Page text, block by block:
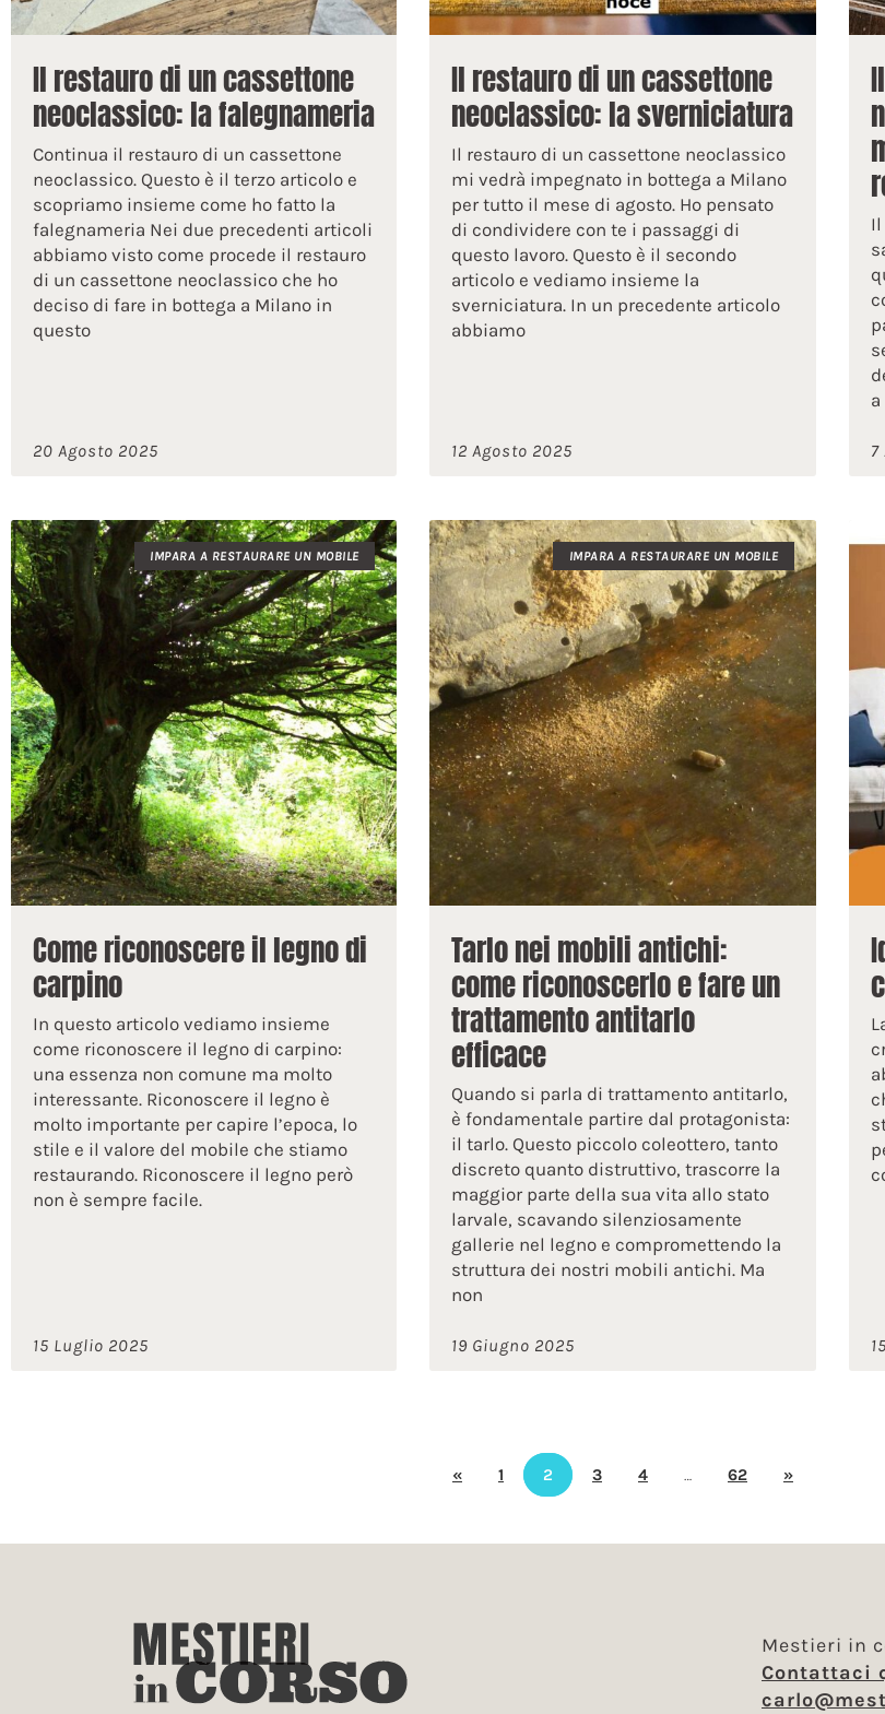
Il restauro di un cassettone
neoclassico: la falegnameria
Continua il restauro di un cassettone
neoclassico. Questo è il terzo articolo e
scopriamo insieme come ho fatto la
falegnameria Nei due precedenti articoli
abbiamo visto come procede il restauro
di un cassettone neoclassico che ho
deciso di fare in bottega a Milano in
questo
20 Agosto 2025
Il restauro di un cassettone
neoclassico: la sverniciatura
Il restauro di un cassettone neoclassico
mi vedrà impegnato in bottega a Milano
per tutto il mese di agosto. Ho pensato
di condividere con te i passaggi di
questo lavoro. Questo è il secondo
articolo e vediamo insieme la
sverniciatura. In un precedente articolo
abbiamo
12 Agosto 2025
Il
a
7
IMPARA A RESTAURARE UN MOBILE
Come riconoscere il legno di
carpino
In questo articolo vediamo insieme
come riconoscere il legno di carpino:
una essenza non comune ma molto
interessante. Riconoscere il legno è
molto importante per capire l’epoca, lo
stile e il valore del mobile che stiamo
restaurando. Riconoscere il legno però
non è sempre facile.
15 Luglio 2025
IMPARA A RESTAURARE UN MOBILE
Tarlo nei mobili antichi:
come riconoscerlo e fare un
trattamento antitarlo
efficace
Quando si parla di trattamento antitarlo,
è fondamentale partire dal protagonista:
il tarlo. Questo piccolo coleottero, tanto
discreto quanto distruttivo, trascorre la
maggior parte della sua vita allo stato
larvale, scavando silenziosamente
gallerie nel legno e compromettendo la
struttura dei nostri mobili antichi. Ma
non
19 Giugno 2025
« 1 2 3 4 … 62 »
Mestieri in
Contattaci